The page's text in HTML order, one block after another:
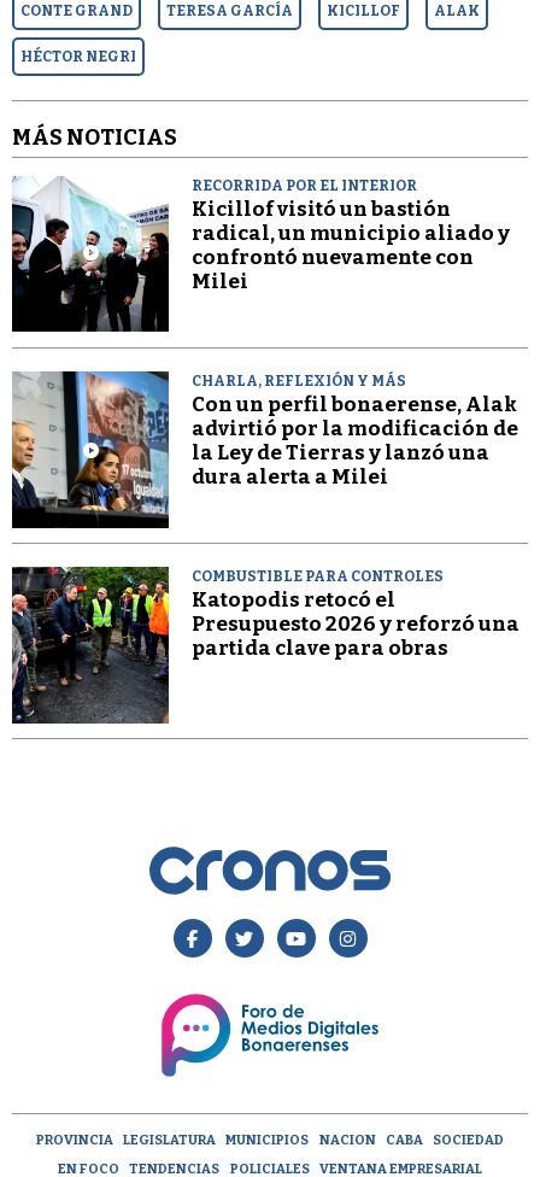
CONTE GRAND TERESA GARCÍA KICILLOF ALAK
HÉCTOR NEGRI
MÁS NOTICIAS
RECORRIDA POR EL INTERIOR
Kicillof visitó un bastión
radical, un municipio aliado y
confrontó nuevamente con
Milei
CHARLA, REFLEXIÓN Y MÁS
Con un perfil bonaerense, Alak
advirtió por la modificación de
la Ley de Tierras y lanzó una
dura alerta a Milei
COMBUSTIBLE PARA CONTROLES
Katopodis retocó el
Presupuesto 2026 y reforzó una
partida clave para obras
PROVINCIA LEGISLATURA MUNICIPIOS NACION CABA
SOCIEDAD
EN FOCO
TENDENCIAS POLICIALES VENTANA EMPRESARIAL